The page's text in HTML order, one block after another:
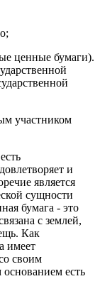
ценные бумаги).
участником
и
является
сущности
бумага - это
с землей,
Как
имеет
своим
основанием есть